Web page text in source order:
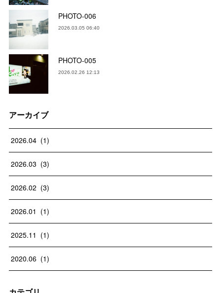
PHOTO-006
2026.03.05 06:40
PHOTO-005
2026.02.26 12:13
アーカイブ
2026.04 (1)
2026.03 (3)
2026.02 (3)
2026.01 (1)
2025.11 (1)
2020.06 (1)